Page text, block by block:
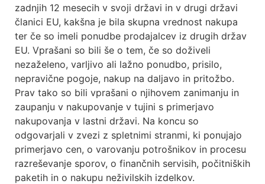
zadnjih 12 mesecih v svoji državi in v drugi državi
članici EU, kakšna je bila skupna vrednost nakupa
ter če so imeli ponudbe prodajalcev iz drugih držav
EU. Vprašani so bili še o tem, če so doživeli
nezaželeno, varljivo ali lažno ponudbo, prisilo,
nepravične pogoje, nakup na daljavo in pritožbo.
Prav tako so bili vprašani o njihovem zanimanju in
zaupanju v nakupovanje v tujini s primerjavo
nakupovanja v lastni državi. Na koncu so
odgovarjali v zvezi z spletnimi stranmi, ki ponujajo
primerjavo cen, o varovanju potrošnikov in procesu
razreševanje sporov, o finančnih servisih, počitniških
paketih in o nakupu neživilskih izdelkov.